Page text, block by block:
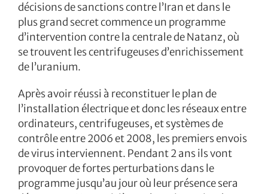
décisions de sanctions contre l’Iran et dans le
plus grand secret commence un programme
d’intervention contre la centrale de Natanz, où
se trouvent les centrifugeuses d’enrichissement
de l’uranium.
Après avoir réussi à reconstituer le plan de
l’installation électrique et donc les réseaux entre
ordinateurs, centrifugeuses, et systèmes de
contrôle entre 2006 et 2008, les premiers envois
de virus interviennent. Pendant 2 ans ils vont
provoquer de fortes perturbations dans le
programme jusqu’au jour où leur présence sera